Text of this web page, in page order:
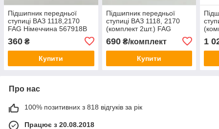
Підшипник передньої
ступиці ВАЗ 1118,2170
FAG Німеччина 567918B
360 ₴
Купити
Підшипник передньої
ступиці ВАЗ 1118, 2170
(комплект 2шт.) FAG
690₴/комплект
Купити
1
Про нас
100% позитивних з 818 відгуків за рік
Працює з 20.08.2018